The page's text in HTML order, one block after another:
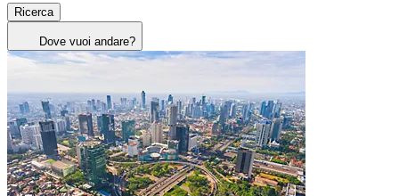
Ricerca
Dove vuoi andare?